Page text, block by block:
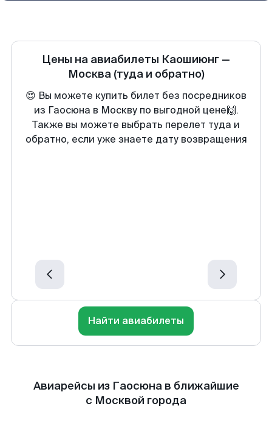
Цены на авиабилеты Каошиюнг —
Москва (туда и обратно)
😍 Вы можете купить билет без посредников
из Гаосюна в Москву по выгодной цене🙌.
Также вы можете выбрать перелет туда и
обратно, если уже знаете дату возвращения
Найти авиабилеты
Авиарейсы из Гаосюна в ближайшие
с Москвой города